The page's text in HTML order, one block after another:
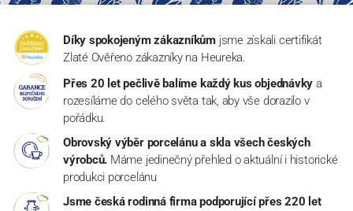
Díky spokojeným zákazníkům jsme získali certifikát
Zlaté Ověřeno zákazníky na Heureka.
Přes 20 let pečlivě balíme každý kus objednávky a
rozesíláme do celého světa tak, aby vše dorazilo v
pořádku.
Obrovský výběr porcelánu a skla všech českých
výrobců. Máme jedinečný přehled o aktuální i historické
produkci porcelánu
Jsme česká rodinná firma podporující přes 220 let